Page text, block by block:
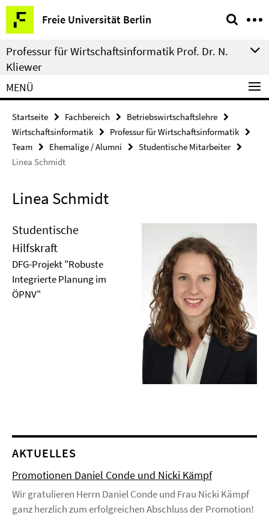
Springe
direkt
zu
Inhalt
Freie Universität Berlin
Service-
Navigation
Professur für Wirtschaftsinformatik Prof. Dr. N.
Kliewer
MENÜ
Startseite Fachbereich
Betriebswirtschaftslehre
Wirtschaftsinformatik
Professur für Wirtschaftsinformatik
Team
Ehemalige / Alumni
Studentische Mitarbeiter
Linea Schmidt
Linea Schmidt
Studentische
Hilfskraft
DFG-Projekt "Robuste
Integrierte Planung im
ÖPNV"
AKTUELLES
Promotionen Daniel Conde und Nicki Kämpf
Wir gratulieren Herrn Daniel Conde und Frau Nicki Kämpf
ganz herzlich zum erfolgreichen Abschluss der Promotion!